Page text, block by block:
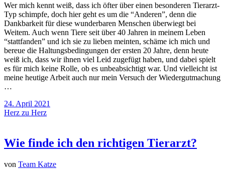
Wer mich kennt weiß, dass ich öfter über einen besonderen Tierarzt-
Typ schimpfe, doch hier geht es um die “Anderen”, denn die
Dankbarkeit für diese wunderbaren Menschen überwiegt bei
Weitem. Auch wenn Tiere seit über 40 Jahren in meinem Leben
“stattfanden” und ich sie zu lieben meinten, schäme ich mich und
bereue die Haltungsbedingungen der ersten 20 Jahre, denn heute
weiß ich, dass wir ihnen viel Leid zugefügt haben, und dabei spielt
es für mich keine Rolle, ob es unbeabsichtigt war. Und vielleicht ist
meine heutige Arbeit auch nur mein Versuch der Wiedergutmachung
…
24. April 2021
Herz zu Herz
Wie finde ich den richtigen Tierarzt?
von Team Katze